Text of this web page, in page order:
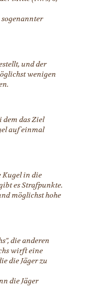
sogenannter
und der
wenigen
dem das Ziel
auf einmal
Kugel in die
es Strafpunkte.
möglichst hohe
die anderen
wirft eine
die Jäger zu
die Jäger